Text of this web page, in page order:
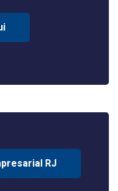
RJ